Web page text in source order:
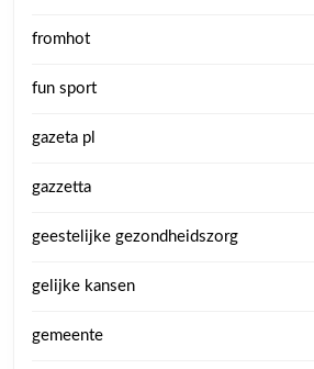
fromhot
fun sport
gazeta pl
gazzetta
geestelijke gezondheidszorg
gelijke kansen
gemeente